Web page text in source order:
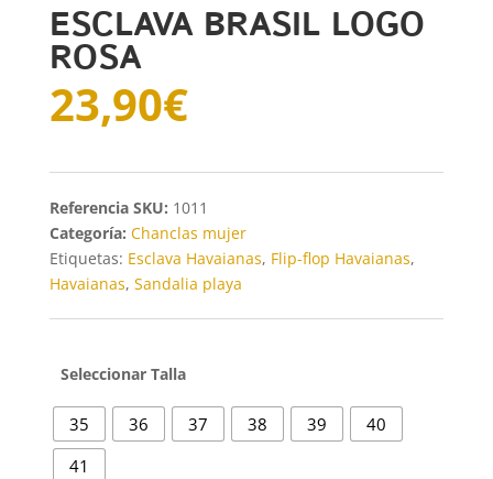
ESCLAVA BRASIL LOGO
ROSA
23,90€
Talla
35 36 37 38 39
40
41
SKU: 1011
Categoría: Chanclas mujer
Etiquetas: Esclava Havaianas, Flip-flop Havaianas,
Havaianas, Sandalia playa